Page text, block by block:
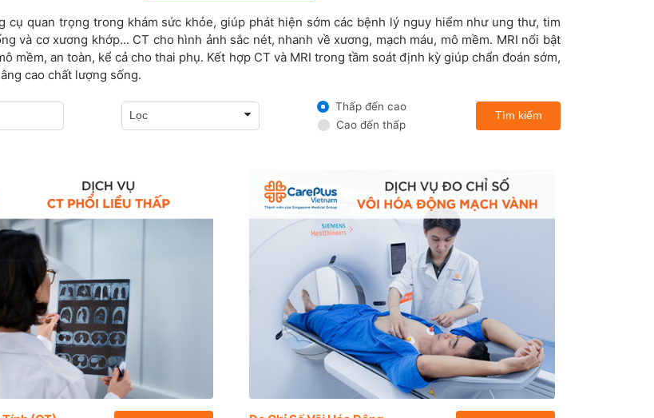
cụ quan trọng trong khám sức khỏe, giúp phát hiện sớm các bệnh lý nguy hiểm như ung thư, tim
và cơ xương khớp... CT cho hình ảnh sắc nét, nhanh về xương, mạch máu, mô mềm. MRI nổi bật
mềm, an toàn, kể cả cho thai phụ. Kết hợp CT và MRI trong tầm soát định kỳ giúp chẩn đoán sớm,
cao chất lượng sống.
Thấp đến cao
Cao đến thấp
Tìm kiếm